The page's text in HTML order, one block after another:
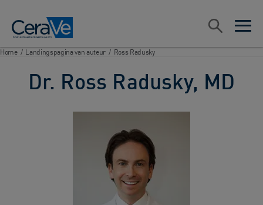
open
open
Zoeken
Home / Landingspagina van auteur / Ross Radusky
Dr. Ross Radusky, MD